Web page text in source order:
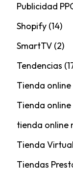
Publicidad
Shopify(14)
SmartTV(2)
Tendencias
Tienda online
Tienda
tienda online
Tienda Virtual
Tiendas